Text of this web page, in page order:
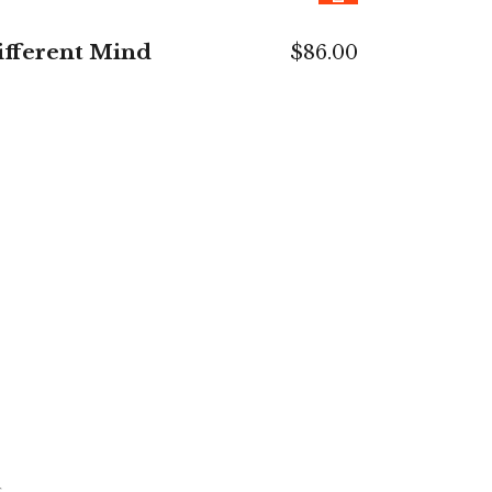
SOLD
Mind $86.00